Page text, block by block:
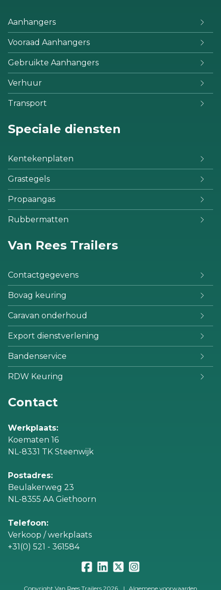
Aanhangers
Vooraad Aanhangers
Gebruikte Aanhangers
Verhuur
Transport
Speciale diensten
Kentekenplaten
Grastegels
Propaangas
Rubbermatten
Van Rees Trailers
Contactgegevens
Bovag keuring
Caravan onderhoud
Export dienstverlening
Bandenservice
RDW Keuring
Contact
Werkplaats:
Koematen 16
NL-8331 TK Steenwijk
Postadres:
Beulakerweg 23
NL-8355 AA Giethoorn
Telefoon:
Verkoop / werkplaats
+31(0) 521 - 361584
Copyright Van Rees Trailers 2026 | Algemene voorwaarden